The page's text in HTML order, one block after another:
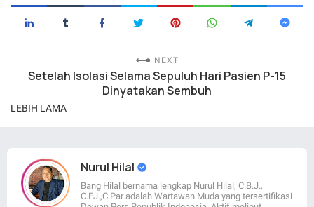
NEXT
Setelah Isolasi Selama Sepuluh Hari Pasien P-15
Dinyatakan Sembuh
LEBIH LAMA
Nurul Hilal
Bang Hilal bernama lengkap Nurul Hilal, C.B.J.,
C.EJ.,C.Par adalah Wartawan Muda yang tersertifikasi